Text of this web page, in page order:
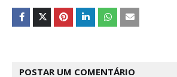
POSTAR UM COMENTÁRIO